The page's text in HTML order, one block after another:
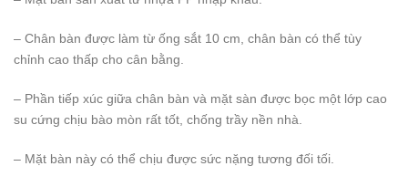
– Chân bàn được làm từ ống sắt 10 cm, chân bàn có thể tùy
chỉnh cao thấp cho cân bằng.
– Phần tiếp xúc giữa chân bàn và mặt sàn được bọc một lớp cao
su cứng chịu bào mòn rất tốt, chống trầy nền nhà.
– Mặt bàn này có thể chịu được sức nặng tương đối tối.